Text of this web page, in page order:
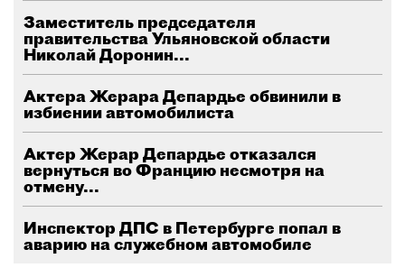
Заместитель председателя
правительства Ульяновской области
Николай Доронин...
Актера Жерара Депардье обвинили в
избиении автомобилиста
Актер Жерар Депардье отказался
вернуться во Францию несмотря на
отмену...
Инспектор ДПС в Петербурге попал в
аварию на служебном автомобиле